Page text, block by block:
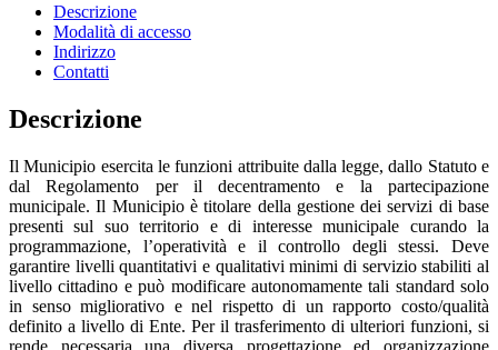
Descrizione
Modalità di accesso
Indirizzo
Contatti
Descrizione
Il Municipio esercita le funzioni attribuite dalla legge, dallo Statuto e
dal Regolamento per il decentramento e la partecipazione
municipale. Il Municipio è titolare della gestione dei servizi di base
presenti sul suo territorio e di interesse municipale curando la
programmazione, l’operatività e il controllo degli stessi. Deve
garantire livelli quantitativi e qualitativi minimi di servizio stabiliti al
livello cittadino e può modificare autonomamente tali standard solo
in senso migliorativo e nel rispetto di un rapporto costo/qualità
definito a livello di Ente. Per il trasferimento di ulteriori funzioni, si
rende necessaria una diversa progettazione ed organizzazione